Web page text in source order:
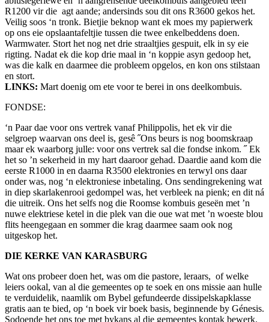
R1200 vir die agt aande; andersinds sou dit ons R3600 gekos het.
Veilig soos ‘n tronk. Bietjie beknop want ek moes my papierwerk
op ons eie opslaantafeltjie tussen die twee enkelbeddens doen.
Warmwater. Stort het nog net drie straaltjies gespuit, elk in sy eie
rigting. Nadat ek die kop drie maal in ‘n koppie asyn gedoop het,
was die kalk en daarmee die probleem opgelos, en kon ons stilstaan
en stort.
LINKS: Mart doenig om ete voor te berei in ons deelkombuis.
FONDSE:
‘n Paar dae voor ons vertrek vanaf Philippolis, het ek vir die
selgroep waarvan ons deel is, gesê ˝Ons beurs is nog boomskraap
maar ek waarborg julle: voor ons vertrek sal die fondse inkom. ˝ Ek
het so ’n sekerheid in my hart daaroor gehad. Daardie aand kom die
eerste R1000 in en daarna R3500 elektronies en terwyl ons daar
onder was, nog ‘n elektroniese inbetaling. Ons sendingrekening wat
in diep skarlakenrooi gedompel was, het verbleek na pienk; en dit ná
die uitreik. Ons het selfs nog die Roomse kombuis geseën met ’n
nuwe elektriese ketel in die plek van die oue wat met ’n woeste blou
flits heengegaan en sommer die krag daarmee saam ook nog
uitgeskop het.
DIE KERKE VAN KARASBURG
Wat ons probeer doen het, was om die pastore, leraars, of welke
leiers ookal, van al die gemeentes op te soek en ons missie aan hulle
te verduidelik, naamlik om Bybel gefundeerde dissipelskapklasse
gratis aan te bied, op ‘n boek vir boek basis, beginnende by Génesis.
Sodoende het ons toe met bykans al die gemeentes kontak bewerk.